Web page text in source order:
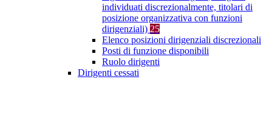
individuati discrezionalmente, titolari di
posizione organizzativa con funzioni
dirigenziali) 25
Elenco posizioni dirigenziali discrezionali
Posti di funzione disponibili
Ruolo dirigenti
Dirigenti cessati